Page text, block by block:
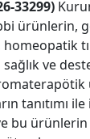
33299)
ürünlerin,
ve
tanıtımı
bu ürünlerin